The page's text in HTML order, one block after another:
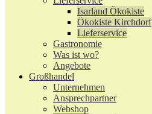
Isarland Ökokiste
Ökokiste Kirchdorf
Lieferservice
Gastronomie
Was ist wo?
Angebote
Großhandel
Unternehmen
Ansprechpartner
Webshop